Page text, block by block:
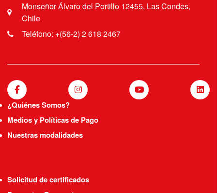
Monseñor Álvaro del Portillo 12455, Las Condes,
Chile
Teléfono: +(56-2) 2 618 2467
¿Quiénes Somos?
Medios y Políticas de Pago
Nuestras modalidades
Solicitud de certificados